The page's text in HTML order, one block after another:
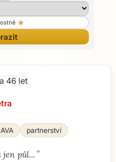
star
partnerství
jen půl... "